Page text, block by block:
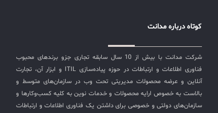
کوتاه درباره مدانت
شرکت مدانت با بیش از 10 سال سابقه تجاری جزو برندهای محبوب
فناوری اطلاعات و ارتباطات در حوزه پیاده‌سازی ITIL و ابزار آن، تجارت
آنلاین و عرضه محصولات مدیریتی تحت وب در سازمان‌های متوسط و
بالاست به خصوص ارایه محصولات و خدمات نوین به کلیه کسب‌وکارها و
سازمان‌های دولتی و خصوصی برای داشتن یک فناوری اطلاعات و ارتباطات